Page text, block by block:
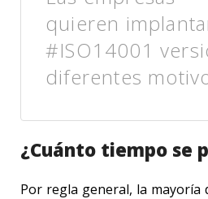
quieren
#ISO14001
diferentes
¿Cuánto tiempo se
Por regla general, la mayoría